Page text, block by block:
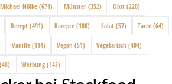
Michael Nölke (671) Münster (352) Obst (220)
Rezept (491) Rezepte (100) Salat (57) Tarte (64)
Vanille (114) Vegan (51) Vegetarisch (404)
(48) Werbung (143)